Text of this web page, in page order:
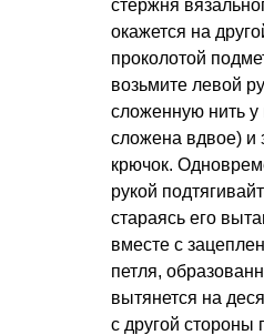
стержня
окажется на
проколотой
возьмите левой
сложенную нить у
сложена вдвое) и
крючок.
рукой
стараясь его
вместе с
петля,
вытянется на
с другой стороны